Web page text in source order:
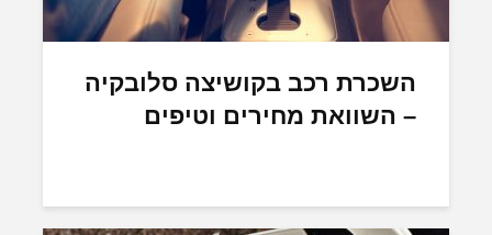
השכרת רכב בקושיצה סלובקיה
– השוואת מחירים וטיפים